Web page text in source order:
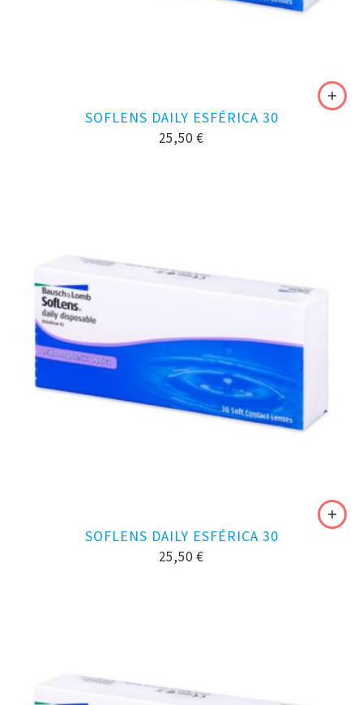
SOFLENS DAILY ESFÉRICA 30
25,50 €
SOFLENS DAILY ESFÉRICA 30
25,50 €